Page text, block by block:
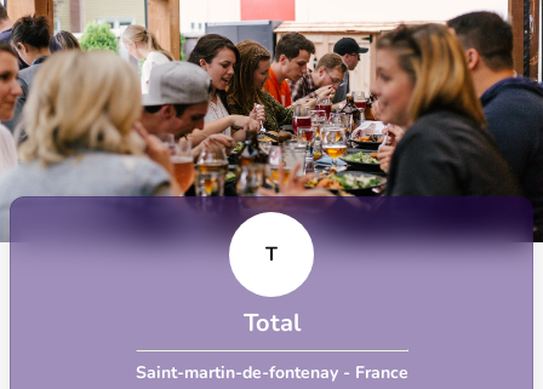
T
Total
Saint-martin-de-fontenay - France